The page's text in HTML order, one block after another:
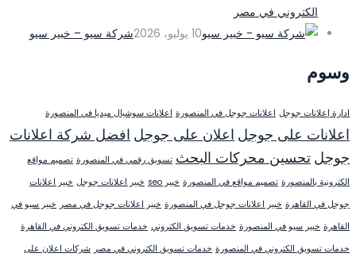
الكتروني في مصر
10 يوليو، 2026
شركة سيو – خبير سيو
وسوم
ادارة إعلانات جوجل اعلانات جوجل في المنصورة اعلانات سوشيال ميديا في المنصورة
اعلانات على جوجل اعلان على جوجل افضل شركة اعلانات
جوجل تحسين محركات البحث تسويق رقمي في المنصورة تصميم مواقع
الكترونية بالمنصورة تصميم مواقع في المنصورة خبير seo خبير اعلانات جوجل خبير اعلانات
جوجل في القاهرة خبير اعلانات جوجل في المنصورة خبير اعلانات جوجل في مصر خبير سيو في
القاهرة خبير سيو في المنصورة خدمات تسويق الكتروني خدمات تسويق الكتروني في القاهرة
خدمات تسويق الكتروني في المنصورة خدمات تسويق الكتروني في مصر شركات اعلان على